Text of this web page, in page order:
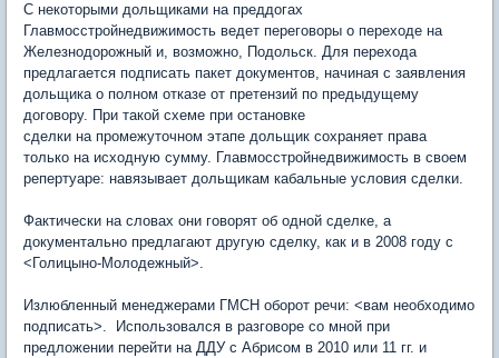
С некоторыми дольщиками на преддогах
Главмосстройнедвижимость ведет переговоры о переходе на
Железнодорожный и, возможно, Подольск. Для перехода
предлагается подписать пакет документов, начиная с заявления
дольщика о полном отказе от претензий по предыдущему
договору. При такой схеме при остановке
сделки на промежуточном этапе дольщик сохраняет права
только на исходную сумму. Главмосстройнедвижимость в своем
репертуаре: навязывает дольщикам кабальные условия сделки.
Фактически на словах они говорят об одной сделке, а
документально предлагают другую сделку, как и в 2008 году с
<Голицыно-Молодежный>.
Излюбленный менеджерами ГМСН оборот речи: <вам необходимо
подписать>. Использовался в разговоре со мной при
предложении перейти на ДДУ с Абрисом в 2010 или 11 гг. и